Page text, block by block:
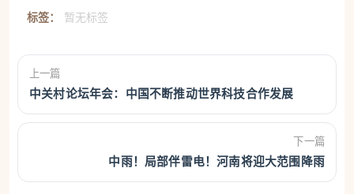
标签： 暂无标签
上一篇
中关村论坛年会：中国不断推动世界科技合作发展
下一篇
中雨！局部伴雷电！河南将迎大范围降雨